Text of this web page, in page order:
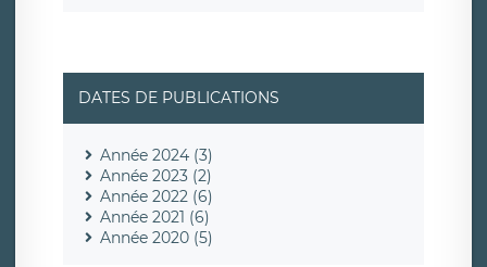
DATES DE PUBLICATIONS
Année 2024 (3)
Année 2023 (2)
Année 2022 (6)
Année 2021 (6)
Année 2020 (5)